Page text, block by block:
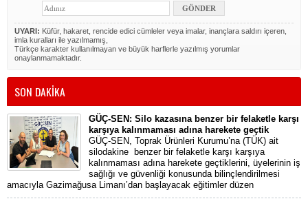
UYARI: Küfür, hakaret, rencide edici cümleler veya imalar, inançlara saldırı içeren,
imla kuralları ile yazılmamış,
Türkçe karakter kullanılmayan ve büyük harflerle yazılmış yorumlar
onaylanmamaktadır.
SON DAKİKA
GÜÇ-SEN: Silo kazasına benzer bir felaketle karşı
karşıya kalınmaması adına harekete geçtik
GÜÇ-SEN, Toprak Ürünleri Kurumu’na (TÜK) ait
silodakine benzer bir felaketle karşı karşıya
kalınmaması adına harekete geçtiklerini, üyelerinin iş
sağlığı ve güvenliği konusunda bilinçlendirilmesi
amacıyla Gazimağusa Limanı’dan başlayacak eğitimler düzen